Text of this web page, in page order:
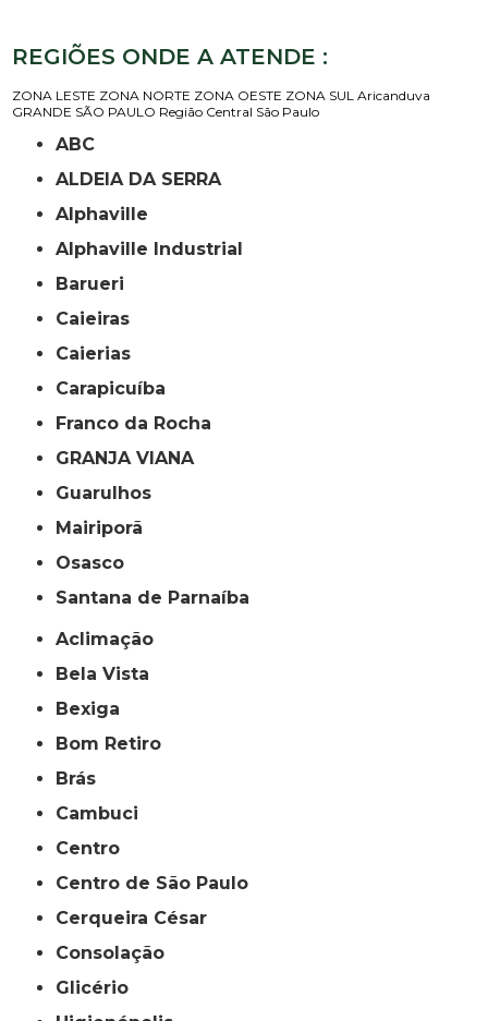
REGIÕES ONDE A ATENDE :
ZONA LESTE ZONA NORTE ZONA OESTE ZONA SUL Aricanduva
GRANDE SÃO PAULO Região Central São Paulo
ABC
ALDEIA DA SERRA
Alphaville
Alphaville Industrial
Barueri
Caieiras
Caierias
Carapicuíba
Franco da Rocha
GRANJA VIANA
Guarulhos
Mairiporã
Osasco
Santana de Parnaíba
Aclimação
Bela Vista
Bexiga
Bom Retiro
Brás
Cambuci
Centro
Centro de São Paulo
Cerqueira César
Consolação
Glicério